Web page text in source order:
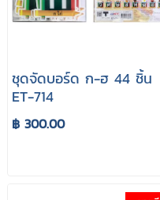
ชุดจัดบอร์ด ก-ฮ 44 ชิ้น
ET-714
฿ 300.00